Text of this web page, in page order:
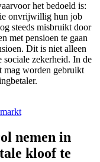
het bedoeld is:
onvrijwillig hun job
steeds misbruikt door
met pensioen te gaan
Dit is niet alleen
sociale zekerheid. In de
mag worden gebruikt
nemen in
kloof te